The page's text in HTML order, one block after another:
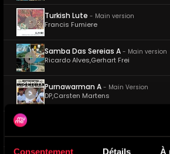
Consentement Détails À
Turkish Lute - Main version
Francis Fumiere
Samba Das Sereias A - Main version
Ricardo Alves,Gerhart Frei
Purnawarman A - Main Version
DP,Carsten Martens